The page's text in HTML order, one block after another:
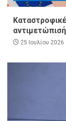
25 Ιουλίου 2026